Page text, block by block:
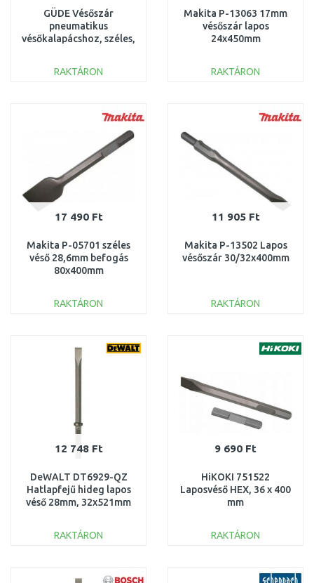
GÜDE Vésőszár
pneumatikus
vésőkalapácshoz, széles,
RAKTÁRON
Összehasonlítás
Makita P-13063 17mm
vésőszár lapos
24x450mm
RAKTÁRON
Összehasonlítás
17 490 Ft
Makita P-05701 széles
véső 28,6mm befogás
80x400mm
RAKTÁRON
Összehasonlítás
11 905 Ft
Makita P-13502 Lapos
vésőszár 30/32x400mm
RAKTÁRON
Összehasonlítás
12 748 Ft
DeWALT DT6929-QZ
Hatlapfejű hideg lapos
véső 28mm, 32x521mm
RAKTÁRON
Összehasonlítás
9 690 Ft
HiKOKI 751522
Laposvéső HEX, 36 x 400
mm
RAKTÁRON
Összehasonlítás